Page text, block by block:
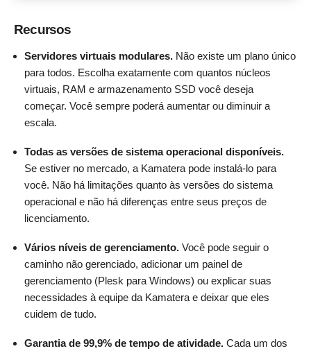
Recursos
Servidores virtuais modulares. Não existe um plano único
para todos. Escolha exatamente com quantos núcleos
virtuais, RAM e armazenamento SSD você deseja
começar. Você sempre poderá aumentar ou diminuir a
escala.
Todas as versões de sistema operacional disponíveis.
Se estiver no mercado, a Kamatera pode instalá-lo para
você. Não há limitações quanto às versões do sistema
operacional e não há diferenças entre seus preços de
licenciamento.
Vários níveis de gerenciamento. Você pode seguir o
caminho não gerenciado, adicionar um painel de
gerenciamento (Plesk para Windows) ou explicar suas
necessidades à equipe da Kamatera e deixar que eles
cuidem de tudo.
Garantia de 99,9% de tempo de atividade. Cada um dos